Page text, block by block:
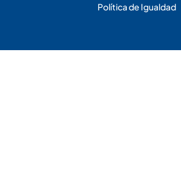
Política de Igualdad